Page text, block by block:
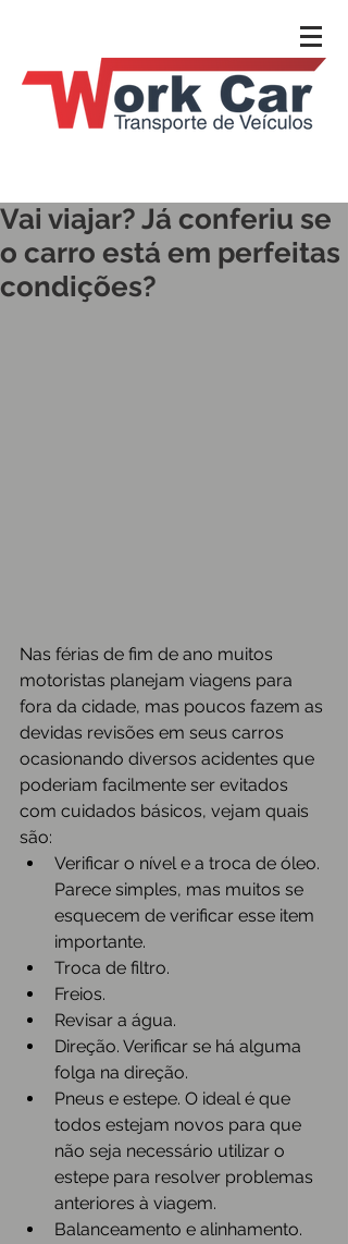
Vai viajar? Já conferiu se
o carro está em perfeitas
condições?
Nas férias de fim de ano muitos
motoristas planejam viagens para
fora da cidade, mas poucos fazem as
devidas revisões em seus carros
ocasionando diversos acidentes que
poderiam facilmente ser evitados
com cuidados básicos, vejam quais
são:
Verificar o nível e a troca de óleo.
Parece simples, mas muitos se
esquecem de verificar esse item
importante.
Troca de filtro.
Freios.
Revisar a água.
Direção. Verificar se há alguma
folga na direção.
Pneus e estepe. O ideal é que
todos estejam novos para que
não seja necessário utilizar o
estepe para resolver problemas
anteriores à viagem.
Balanceamento e alinhamento.